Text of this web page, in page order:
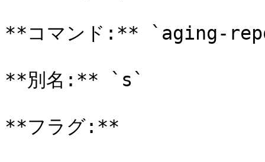
**コマンド:** `aging-
**別名:** `s`
**フラグ:**